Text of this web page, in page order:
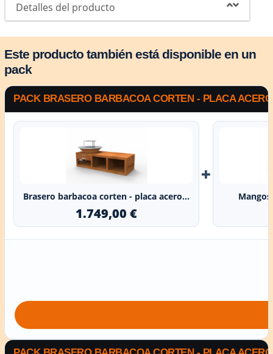
Detalles del producto
Este producto también está disponible en un
pack
PACK BRASERO BARBACOA CORTEN - PLACA
Brasero barbacoa corten - placa acero...
1.749,00 €
+